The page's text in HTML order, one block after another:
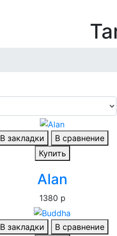
В закладки
В сравнение
Купить
Alan
1380 р
В закладки
В сравнение